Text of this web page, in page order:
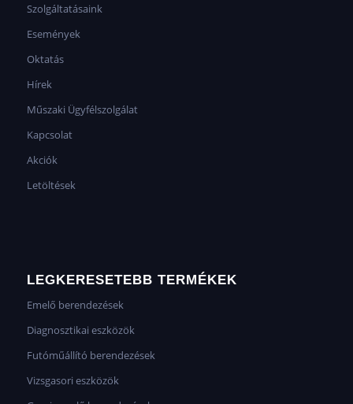
Szolgáltatásaink
Események
Oktatás
Hírek
Műszaki Ügyfélszolgálat
Kapcsolat
Akciók
Letöltések
LEGKERESETEBB TERMÉKEK
Emelő berendezések
Diagnosztikai eszközök
Futóműállító berendezések
Vizsgasori eszközök